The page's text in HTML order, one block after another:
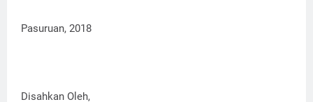
Pasuruan, 2018
Disahkan Oleh,